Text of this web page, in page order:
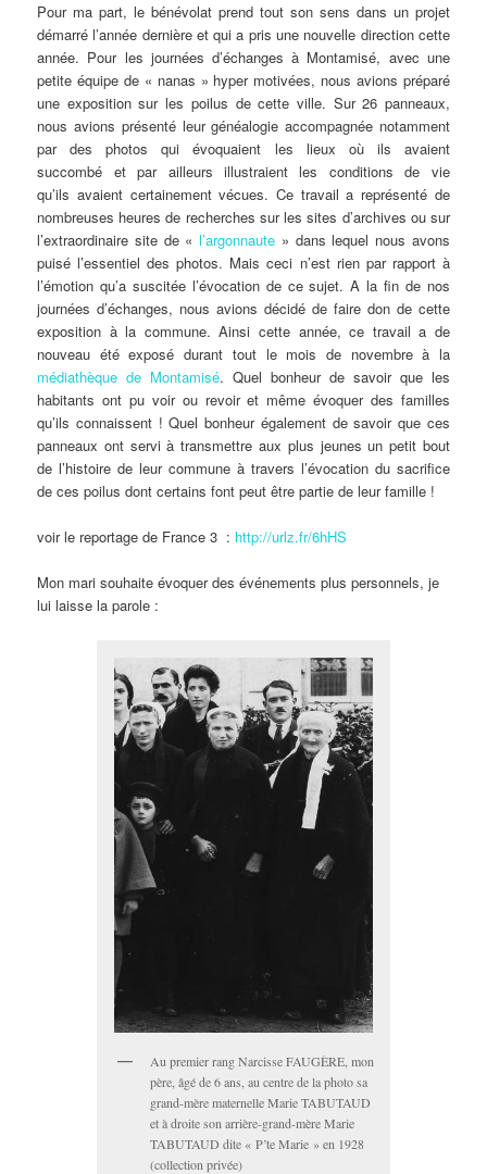
Pour ma part, le bénévolat prend tout son sens dans un projet
démarré l’année dernière et qui a pris une nouvelle direction cette
année. Pour les journées d’échanges à Montamisé, avec une
petite équipe de « nanas » hyper motivées, nous avions préparé
une exposition sur les poilus de cette ville. Sur 26 panneaux,
nous avions présenté leur généalogie accompagnée notamment
par des photos qui évoquaient les lieux où ils avaient
succombé et par ailleurs illustraient les conditions de vie
qu’ils avaient certainement vécues. Ce travail a représenté de
nombreuses heures de recherches sur les sites d’archives ou sur
l’extraordinaire site de «l’argonnaute » dans lequel nous avons
puisé l’essentiel des photos. Mais ceci n’est rien par rapport à
l’émotion qu’a suscitée l’évocation de ce sujet. A la fin de nos
journées d’échanges, nous avions décidé de faire don de cette
exposition à la commune. Ainsi cette année, ce travail a de
nouveau été exposé durant tout le mois de novembre à la
médiathèque de Montamisé. Quel bonheur de savoir que les
habitants ont pu voir ou revoir et même évoquer des familles
qu’ils connaissent ! Quel bonheur également de savoir que ces
panneaux ont servi à transmettre aux plus jeunes un petit bout
de l’histoire de leur commune à travers l’évocation du sacrifice
de ces poilus dont certains font peut être partie de leur famille !
voir le reportage de France 3 : http://urlz.fr/6hHS
Mon mari souhaite évoquer des événements plus personnels, je
lui laisse la parole :
Au premier rang Narcisse FAUGÈRE, mon
père, âgé de 6 ans, au centre de la photo sa
grand-mère maternelle Marie TABUTAUD
et à droite son arrière-grand-mère Marie
TABUTAUD dite « P’te Marie » en 1928
(collection privée)